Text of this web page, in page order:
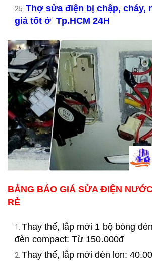
Thợ sửa điện bị chập, cháy,
giá tốt ở Tp.HCM 24H
BẢNG BÁO GIÁ SỬA ĐIỆN
RẺ
Thay thế, lắp mới 1 bộ bóng
đèn compact: Từ 150.000đ
Thay thế, lắp mới đèn lon: